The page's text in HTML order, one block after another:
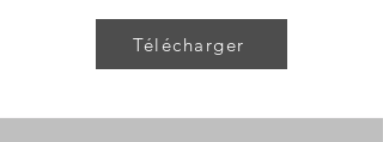
Télécharger